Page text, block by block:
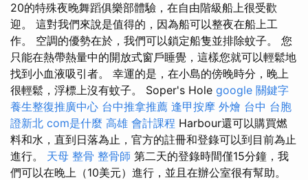
20的特殊夜晚舞蹈俱樂部體驗，在自由階級船上很受歡
迎。 這對我們來說是值得的，因為船可以整夜在船上工
作。 空調的優勢在於，我們可以鎖定船隻並排除蚊子。 您
只能在熱帶熱量中的開放式窗戶睡覺，這樣您就可以輕鬆地
找到小血液吸引者。 幸運的是，在小島的傍晚時分，晚上
很輕鬆，浮標上沒有蚊子。 Soper's Hole google 關鍵字
養生整復推廣中心 台中推拿推薦 逢甲按摩 外燴 台中 台胞
證新北 com是什麼 高雄 會計課程 Harbour還可以購買燃
料和水，直到日落為止，官方的註冊和登錄可以到目前為止
進行。 天母 整骨 整骨師 第二天的登錄時間僅15分鐘，我
們可以在晚上（10美元）進行，並且在辦公室很有幫助。